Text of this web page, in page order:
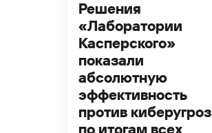
Решения
«Лаборатории
Касперского»
показали
абсолютную
эффективность
против киберугроз
по итогам всех